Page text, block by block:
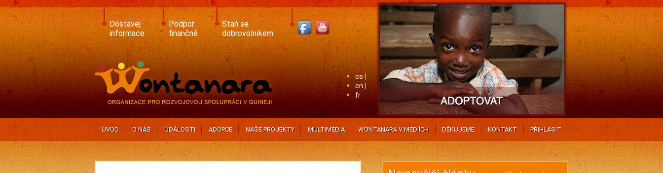
Skip
to
content
Dostávej
informace
Podpoř
finančně
Staň se
dobrovolníkem
cs
en
fr
ÚVOD O NÁS UDÁLOSTI ADOPCE NAŠE PROJEKTY MULTIMÉDIA WONTANARA V MÉDIÍCH DĚKUJEME KONTAKT PŘIHLÁSIT